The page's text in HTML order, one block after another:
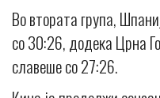
Во втората група,
со 30:26, додека Црна
славеше со 27:26.